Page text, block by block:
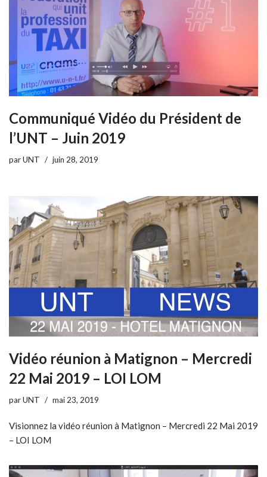
Communiqué Vidéo du Président de
l’UNT – Juin 2019
parUNT juin 28, 2019
Vidéo réunion à Matignon – Mercredi
22 Mai 2019 – LOI LOM
parUNT mai 23, 2019
Visionnez la vidéo réunion à Matignon – Mercredi 22 Mai 2019
– LOI LOM